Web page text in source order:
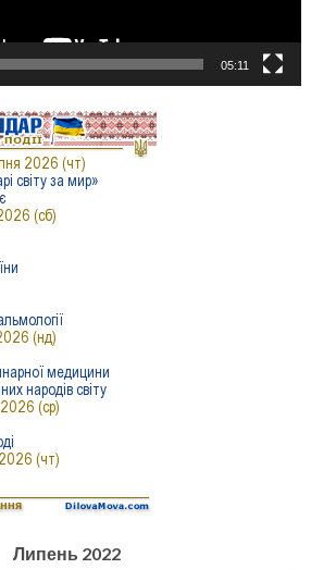
05:11
Липень 2022